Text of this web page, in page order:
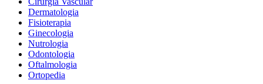
Dermatologia
Fisioterapia
Ginecologia
Nutrologia
Odontologia
Oftalmologia
Ortopedia